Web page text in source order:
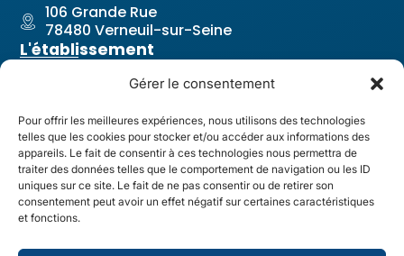
Gérer le consentement
Pour offrir les meilleures expériences, nous utilisons des technologies
telles que les cookies pour stocker et/ou accéder aux informations des
appareils. Le fait de consentir à ces technologies nous permettra de
traiter des données telles que le comportement de navigation ou les ID
uniques sur ce site. Le fait de ne pas consentir ou de retirer son
consentement peut avoir un effet négatif sur certaines caractéristiques
et fonctions.
106 Grande Rue
78480 Verneuil-sur-Seine
L'établissement
Notre projet pastoral
Nos équipes
Revue de l'établissement
Liens utiles
Contact & Accès
Restauration